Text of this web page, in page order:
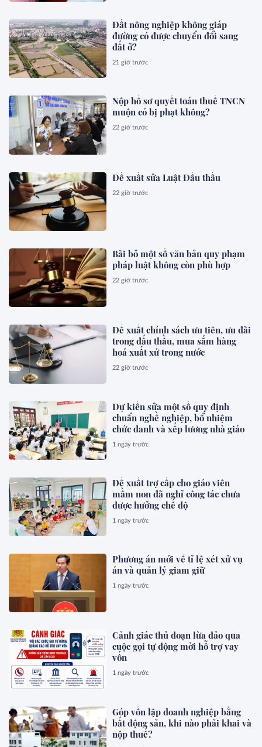
Đất nông nghiệp không giáp
đường có được chuyển đổi sang
đất ở?
21 giờ trước
Nộp hồ sơ quyết toán thuế TNCN
muộn có bị phạt không?
22 giờ trước
Đề xuất sửa Luật Đấu thầu
22 giờ trước
Bãi bỏ một số văn bản quy phạm
pháp luật không còn phù hợp
22 giờ trước
Đề xuất chính sách ưu tiên, ưu đãi
trong đấu thầu, mua sắm hàng
hoá xuất xứ trong nước
22 giờ trước
Dự kiến sửa một số quy định
chuẩn nghề nghiệp, bổ nhiệm
chức danh và xếp lương nhà giáo
1 ngày trước
Đề xuất trợ cấp cho giáo viên
mầm non đã nghỉ công tác chưa
được hưởng chế độ
1 ngày trước
Phương án mới về tỉ lệ xét xử vụ
án và quản lý giam giữ
1 ngày trước
Cảnh giác thủ đoạn lừa đảo qua
cuộc gọi tự động mời hỗ trợ vay
vốn
1 ngày trước
Góp vốn lập doanh nghiệp bằng
bất động sản, khi nào phải khai và
nộp thuế?